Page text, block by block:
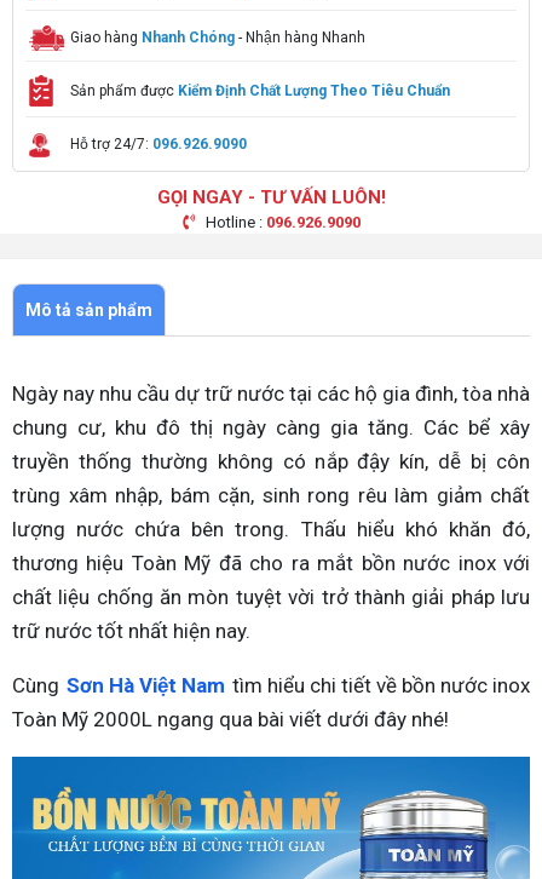
Giao hàng Nhanh Chóng - Nhận hàng Nhanh
Sản phẩm được Kiểm Định Chất Lượng Theo Tiêu Chuẩn
Hỗ trợ 24/7: 096.926.9090
GỌI NGAY - TƯ VẤN LUÔN!
Hotline : 096.926.9090
Mô tả sản phẩm
Ngày nay nhu cầu dự trữ nước tại các hộ gia đình, tòa nhà
chung cư, khu đô thị ngày càng gia tăng. Các bể xây
truyền thống thường không có nắp đậy kín, dễ bị côn
trùng xâm nhập, bám cặn, sinh rong rêu làm giảm chất
lượng nước chứa bên trong. Thấu hiểu khó khăn đó,
thương hiệu Toàn Mỹ đã cho ra mắt bồn nước inox với
chất liệu chống ăn mòn tuyệt vời trở thành giải pháp lưu
trữ nước tốt nhất hiện nay.
Cùng Sơn Hà Việt Nam tìm hiểu chi tiết về bồn nước inox
Toàn Mỹ 2000L ngang qua bài viết dưới đây nhé!